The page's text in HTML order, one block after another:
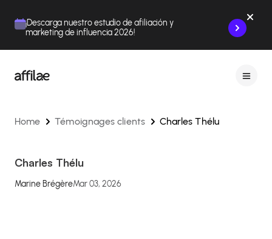
¡Descarga nuestro estudio de afiliación y
marketing de influencia 2026!
Home Témoignages clients Charles Thélu
Charles Thélu
Marine BrégèreMar 03, 2026